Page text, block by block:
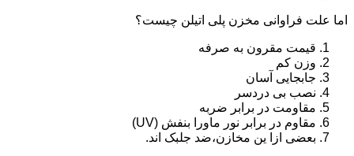
اما علت فراوانی مخزن پلی اتیلن چیست؟
قیمت مقرون به صرفه
وزن کم
جابجایی آسان
نصب بی دردسر
مقاومت در برابر ضربه
مقاوم در برابر نور ماورا بنفش (UV)
بعضی ازا ین مخازن،ضد جلبک اند.